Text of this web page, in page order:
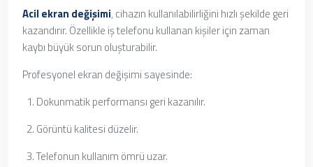
Acil ekran değişimi, cihazın kullanılabilirliğini hızlı şekilde geri
kazandırır. Özellikle iş telefonu kullanan kişiler için zaman
kaybı büyük sorun oluşturabilir.
Profesyonel ekran değişimi sayesinde:
Dokunmatik performansı geri kazanılır.
Görüntü kalitesi düzelir.
Telefonun kullanım ömrü uzar.